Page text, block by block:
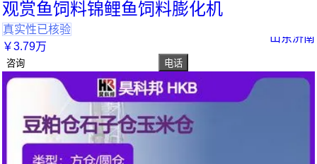
观赏鱼饲料锦鲤鱼饲料膨化机
真实性已核验
￥3.79万
山东济南
咨询 电话